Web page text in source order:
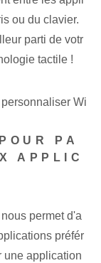
ou du clavier.
parti de votr
tactile !
Wi
PA
APPLIC
permet d'a
préfér
une application